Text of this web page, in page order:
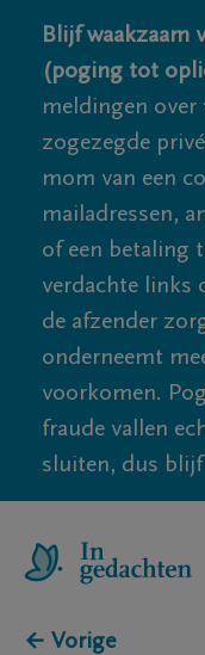
Blijf waakzaam
(poging tot
meldingen over
zogezegde
mom van een
mailadressen,
of een betaling
verdachte links
de afzender
onderneemt
voorkomen.
fraude vallen
sluiten, dus blijf
← Vorige